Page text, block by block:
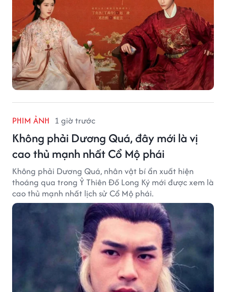
PHIM ẢNH 1 giờ trước
Không phải Dương Quá, đây mới là vị
cao thủ mạnh nhất Cổ Mộ phái
Không phải Dương Quá, nhân vật bí ẩn xuất hiện
thoáng qua trong Ỷ Thiên Đồ Long Ký mới được xem là
cao thủ mạnh nhất lịch sử Cổ Mộ phái.